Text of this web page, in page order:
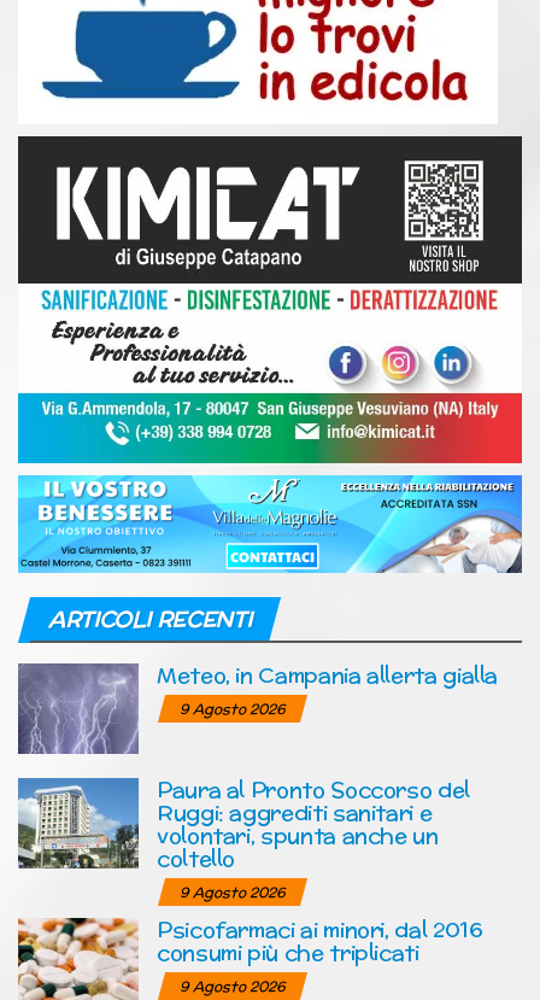
ARTICOLI RECENTI
Meteo, in Campania allerta gialla
9 Agosto 2026
Paura al Pronto Soccorso del
Ruggi: aggrediti sanitari e
volontari, spunta anche un
coltello
9 Agosto 2026
Psicofarmaci ai minori, dal 2016
consumi più che triplicati
9 Agosto 2026